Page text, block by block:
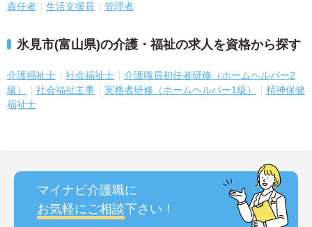
責任者
生活支援員 管理者
氷見市(富山県)の介護・福祉の求人を資格から探す
介護福祉士 社会福祉士
介護職員初任者研修（ホームヘルパー2
級）
社会福祉主事 実務者研修（ホームヘルパー1級）
精神保健
福祉士
マイナビ介護職に
お気軽にご相談下さい！